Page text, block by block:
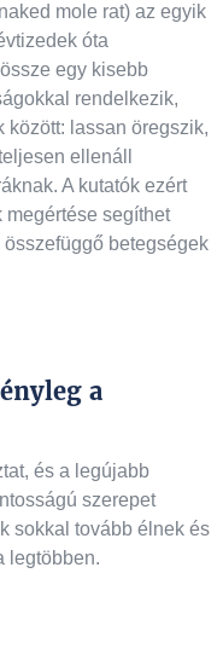
mole rat) az egyik
óta
egy kisebb
rendelkezik,
között: lassan öregszik,
ellenáll
A kutatók ezért
segíthet
betegségek
a
és a legújabb
szerepet
sokkal tovább élnek és
legtöbben.